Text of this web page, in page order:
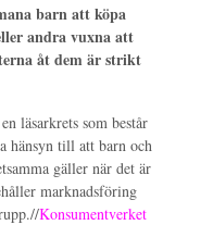
barn att köpa
andra vuxna att
åt dem är strikt
läsarkrets som består
hänsyn till att barn och
gäller när det är
marknadsföring
Konsumentverket